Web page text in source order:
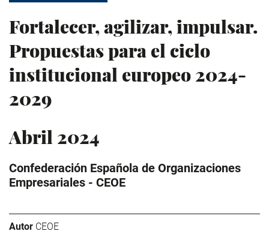
Fortalecer, agilizar, impulsar.
Propuestas para el ciclo
institucional europeo 2024-
2029
Abril 2024
Confederación Española de Organizaciones
Empresariales - CEOE
Autor CEOE